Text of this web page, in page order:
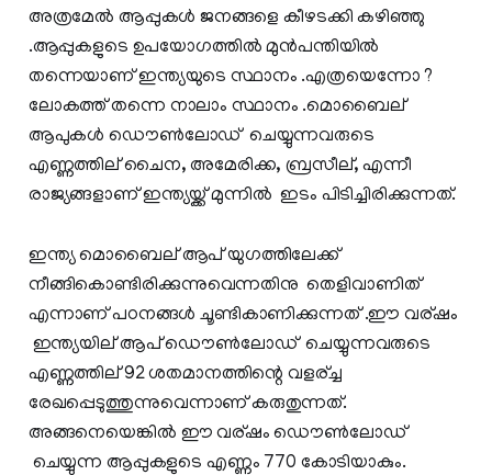
അത്രമേല്‍ ആപ്പുകള്‍ ജനങ്ങളെ കീഴടക്കി കഴിഞ്ഞു
.ആപ്പുകളുടെ ഉപയോഗത്തില്‍ മുന്‍പന്തിയില്‍
തന്നെയാണ് ഇന്ത്യയുടെ സ്ഥാനം .എത്രയെന്നോ ?
ലോകത്ത് തന്നെ നാലാം സ്ഥാനം .മൊബൈല്
ആപുകള്‍ ഡൌണ്‍ലോഡ് ചെയ്യുന്നവരുടെ
എണ്ണത്തില് ചൈന, അമേരിക്ക, ബ്രസീല്, എന്നീ
രാജ്യങ്ങളാണ് ഇന്ത്യയ്ക്ക് മുന്നില്‍ ഇടം പിടിച്ചിരിക്കുന്നത്.
ഇന്ത്യ മൊബൈല് ആപ് യുഗത്തിലേക്ക്
നീങ്ങികൊണ്ടിരിക്കുന്നുവെന്നതിനു തെളിവാണിത്
എന്നാണ് പഠനങ്ങള്‍ ചൂണ്ടികാണിക്കുന്നത് .ഈ വര്ഷം
ഇന്ത്യയില് ആപ് ഡൌണ്‍ലോഡ് ചെയ്യുന്നവരുടെ
എണ്ണത്തില് 92 ശതമാനത്തിന്റെ വളര്ച്ച
രേഖപ്പെടുത്തുന്നുവെന്നാണ് കരുതുന്നത്.
അങ്ങനെയെങ്കില്‍ ഈ വര്ഷം ഡൌണ്‍ലോഡ്
ചെയ്യുന്ന ആപ്പുകളുടെ എണ്ണം 770 കോടിയാകും.